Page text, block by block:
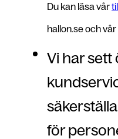
Du kan läsa vår
hallon.se och
Vi har sett
för